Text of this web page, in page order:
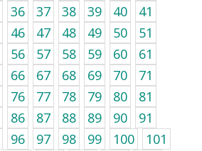
36 37 38 39 40
41
46 47 48 49 50
51
56 57 58 59 60
61
66 67 68 69 70
71
76 77 78 79 80
81
86 87 88 89 90
91
96 97 98 99 100
101